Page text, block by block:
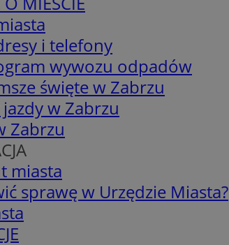
i telefony
wywozu odpadów
święte w Zabrzu
jazdy w Zabrzu
Zabrzu
miasta
sprawę w Urzędzie Miasta?